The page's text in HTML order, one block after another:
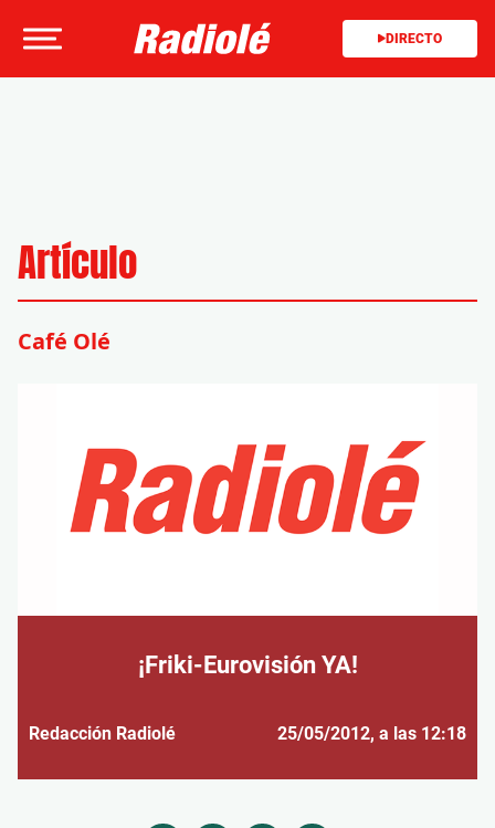
DIRECTO
Artículo
Café Olé
¡Friki-Eurovisión YA!
Redacción Radiolé 25/05/2012, a las 12:18